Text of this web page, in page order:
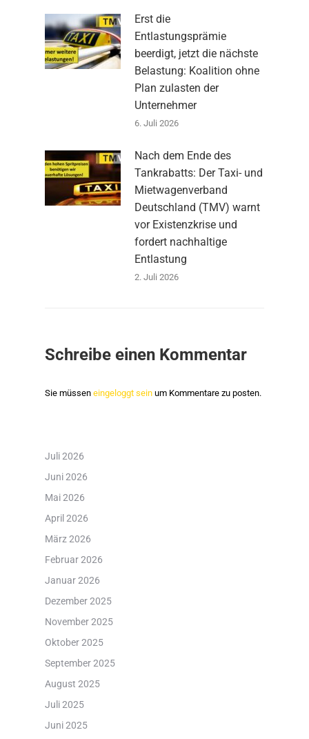
Erst die
Entlastungsprämie
beerdigt, jetzt die nächste
Belastung: Koalition ohne
Plan zulasten der
Unternehmer
6. Juli 2026
Nach dem Ende des
Tankrabatts: Der Taxi- und
Mietwagenverband
Deutschland (TMV) warnt
vor Existenzkrise und
fordert nachhaltige
Entlastung
2. Juli 2026
Schreibe einen Kommentar
Sie müssen eingeloggt seinum Kommentare zu posten.
Juli 2026
Juni 2026
Mai 2026
April 2026
März 2026
Februar 2026
Januar 2026
Dezember 2025
November 2025
Oktober 2025
September 2025
August 2025
Juli 2025
Juni 2025